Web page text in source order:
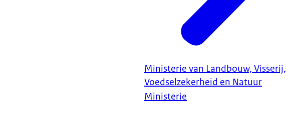
Ministerie van Landbouw, Visserij,
Voedselzekerheid en Natuur
Ministerie